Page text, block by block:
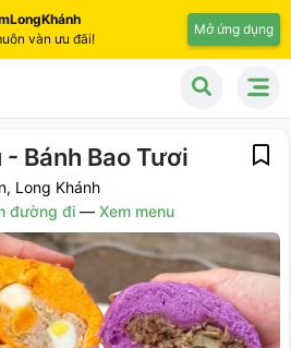
vàn ưu đãi!
Mở ứng dụng
Bánh Bao Tươi
Long Khánh
đường đi — Xem menu